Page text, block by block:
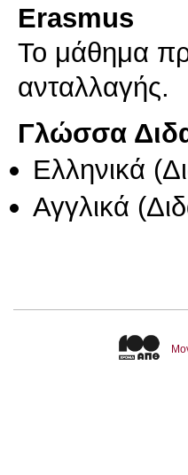
Erasmus
Το μάθημα
ανταλλαγής.
Γλώσσα
Ελληνικά
Αγγλικά